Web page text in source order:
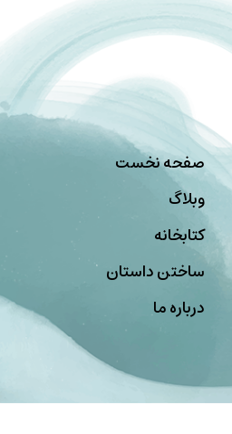
صفحه نخست
وبلاگ
کتابخانه
ساختن داستان
درباره ما